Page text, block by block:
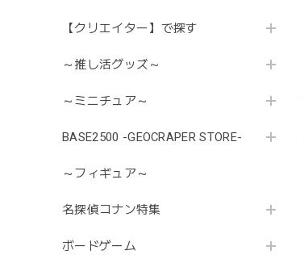
【クリエイター】で探す
～推し活グッズ～
～ミニチュア～
BASE2500 -GEOCRAPER STORE-
～フィギュア～
名探偵コナン特集
ボードゲーム